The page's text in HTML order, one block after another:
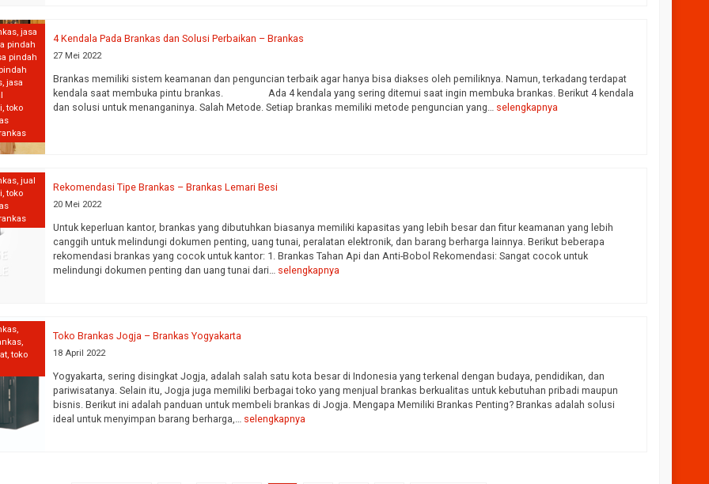
,jasa
pindah
pindah
,jasa
,toko
4 Kendala Pada Brankas dan Solusi Perbaikan – Brankas
27 Mei 2022
Brankas memiliki sistem keamanan dan penguncian terbaik agar hanya bisa diakses oleh pemiliknya. Namun, terkadang terdapat
kendala saat membuka pintu brankas. Ada 4 kendala yang sering ditemui saat ingin membuka brankas. Berikut 4 kendala
dan solusi untuk menanganinya. Salah Metode. Setiap brankas memiliki metode penguncian yang… selengkapnya
,jual
,toko
Rekomendasi Tipe Brankas – Brankas Lemari Besi
20 Mei 2022
Untuk keperluan kantor, brankas yang dibutuhkan biasanya memiliki kapasitas yang lebih besar dan fitur keamanan yang lebih
canggih untuk melindungi dokumen penting, uang tunai, peralatan elektronik, dan barang berharga lainnya. Berikut beberapa
rekomendasi brankas yang cocok untuk kantor: 1. Brankas Tahan Api dan Anti-Bobol Rekomendasi: Sangat cocok untuk
melindungi dokumen penting dan uang tunai dari… selengkapnya
,
,
,toko
Toko Brankas Jogja – Brankas Yogyakarta
18 April 2022
Yogyakarta, sering disingkat Jogja, adalah salah satu kota besar di Indonesia yang terkenal dengan budaya, pendidikan, dan
pariwisatanya. Selain itu, Jogja juga memiliki berbagai toko yang menjual brankas berkualitas untuk kebutuhan pribadi maupun
bisnis. Berikut ini adalah panduan untuk membeli brankas di Jogja. Mengapa Memiliki Brankas Penting? Brankas adalah solusi
ideal untuk menyimpan barang berharga,… selengkapnya